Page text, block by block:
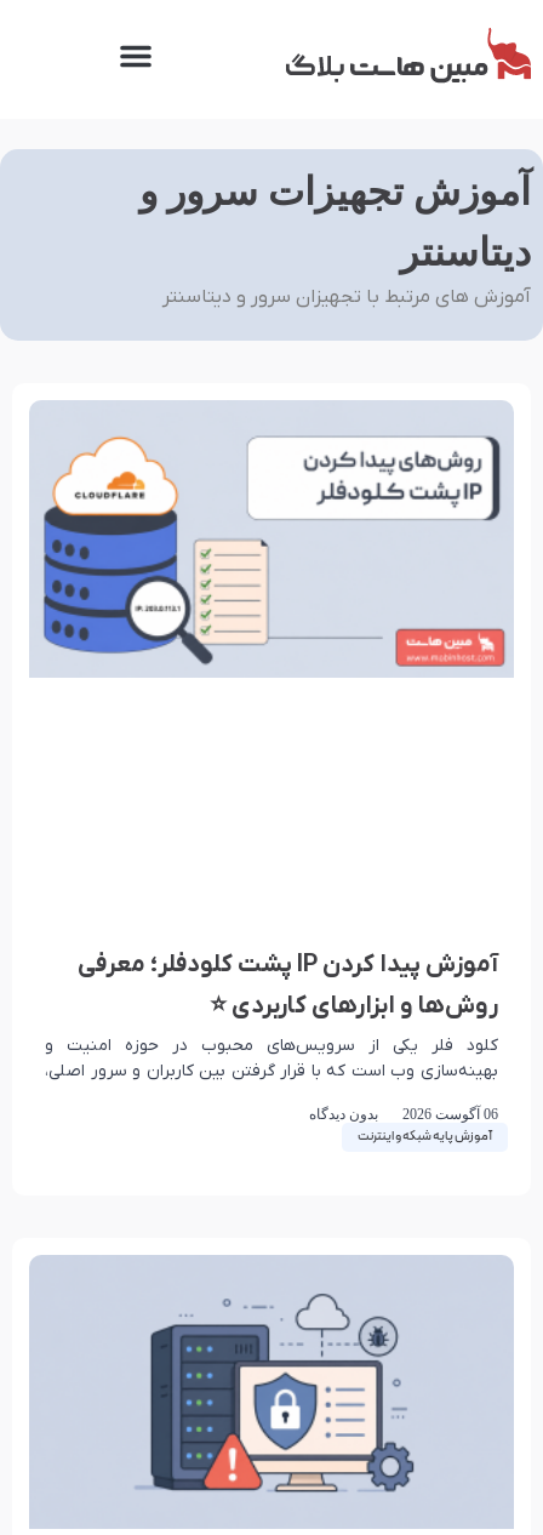
آموزش تجهیزات سرور و
دیتاسنتر
آموزش های مرتبط با تجهیزان سرور و دیتاسنتر
آموزش پایه شبکه و اینترنت
آموزش پیدا کردن IP پشت کلودفلر؛ معرفی
روش‌ها و ابزارهای کاربردی ⭐
کلود فلر یکی از سرویس‌های محبوب در حوزه امنیت و
بهینه‌سازی وب است که با قرار گرفتن بین کاربران و سرور اصلی،
06 آگوست 2026 بدون دیدگاه